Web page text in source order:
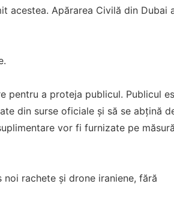
acestea. Apărarea Civilă din Dubai
pentru a proteja publicul. Publicul
din surse oficiale și să se abțină
vor fi furnizate pe
rachete și drone iraniene, fără